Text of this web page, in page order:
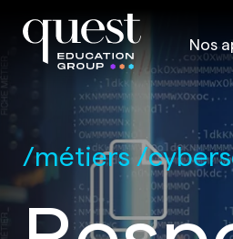
Nos
métiers